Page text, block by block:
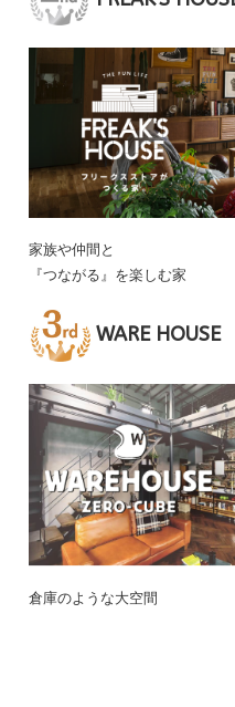
家族や仲間と
『つながる』を楽しむ家
WARE HOUSE
倉庫のような大空間